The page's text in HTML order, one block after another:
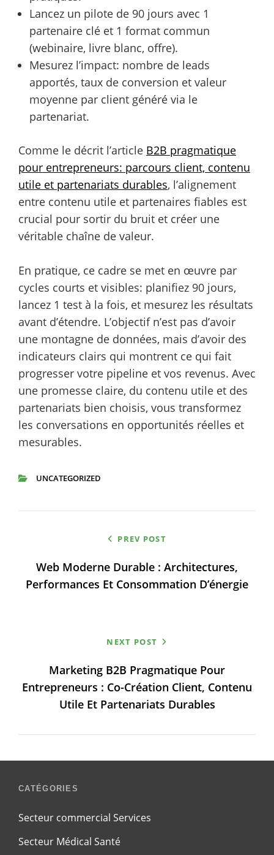
Lancez un pilote de 90 jours avec 1
partenaire clé et 1 format commun
(webinaire, livre blanc, offre).
Mesurez l’impact: nombre de leads
apportés, taux de conversion et valeur
moyenne par client généré via le
partenariat.
Comme le décrit l’article B2B pragmatique
pour entrepreneurs: parcours client, contenu
utile et partenariats durables, l’alignement
entre contenu utile et partenaires fiables est
crucial pour sortir du bruit et créer une
véritable chaîne de valeur.
En pratique, ce cadre se met en œuvre par
cycles courts et visibles: planifiez 90 jours,
lancez 1 test à la fois, et mesurez les résultats
avant d’étendre. L’objectif n’est pas d’avoir
une montagne de données, mais d’avoir des
indicateurs clairs qui montrent ce qui fait
progresser votre pipeline et vos revenus. Avec
une promesse claire, du contenu utile et des
partenariats bien choisis, vous transformez
les conversations en opportunités réelles et
mesurables.
UNCATEGORIZED
l’article
PREV POST
Web Moderne Durable : Architectures,
Performances Et Consommation D’énergie
NEXT POST
Marketing B2B Pragmatique Pour
Entrepreneurs : Co-Création Client, Contenu
Utile Et Partenariats Durables
CATÉGORIES
Secteur commercial Services
Secteur Médical Santé